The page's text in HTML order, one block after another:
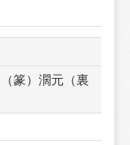
篆）濶元（裏